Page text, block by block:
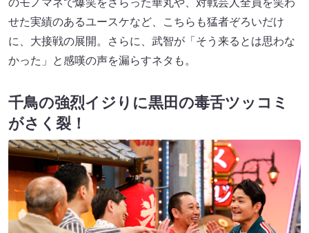
のモノマネで爆笑をさらった華丸や、対戦芸人全員を笑わ
せた実績のあるユースケなど、こちらも猛者ぞろいだけ
に、大接戦の展開。さらに、武智が「そう来るとは思わな
かった」と感嘆の声を漏らすネタも。
千鳥の強烈イジりに黒田の毒舌ツッコミ
がさく裂！